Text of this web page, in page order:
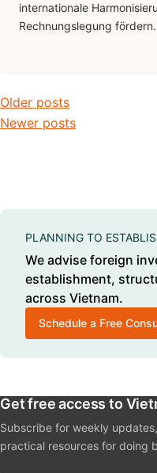
internationale
Rechnungslegung
Posts navigation
Older posts
Newer posts
PLANNING TO
We advise foreign
establishment,
across Vietnam.
Schedule a Free
Get free access to
Subscribe for weekly
practical resources for doing